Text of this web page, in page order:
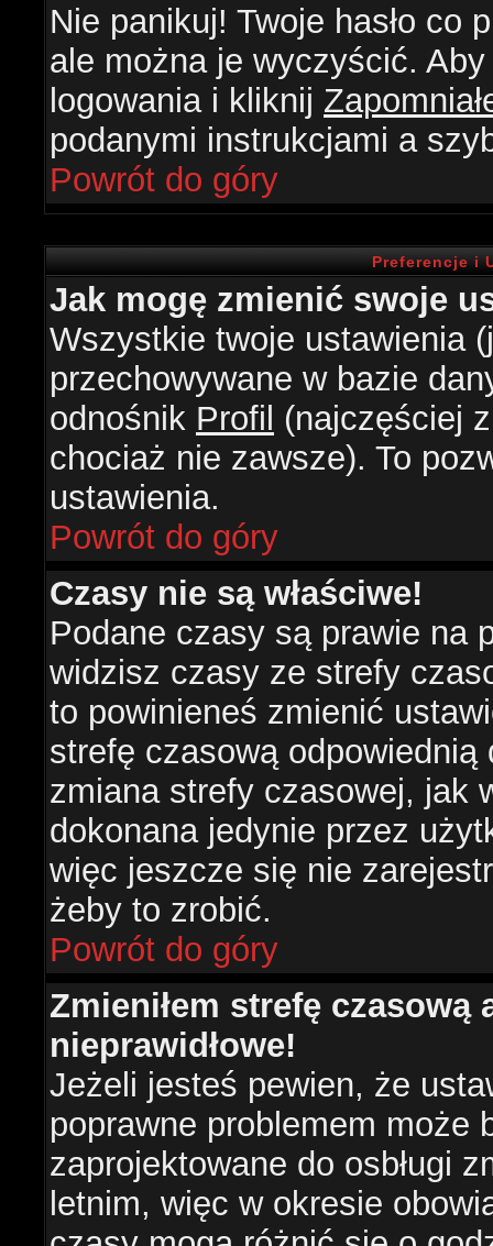
Nie panikuj! Twoje hasło co
ale można je wyczyścić.
logowania i kliknij
podanymi instrukcjami a
Powrót do góry
Preferencje i
Jak mogę zmienić swoje
Wszystkie twoje ustawienia
przechowywane w bazie
odnośnik Profil (najczęściej
chociaż nie zawsze). To
ustawienia.
Powrót do góry
Czasy nie są właściwe!
Podane czasy są prawie na
widzisz czasy ze strefy
to powinieneś zmienić
strefę czasową
zmiana strefy czasowej, jak
dokonana jedynie przez
więc jeszcze się nie
żeby to zrobić.
Powrót do góry
Zmieniłem strefę czasową
nieprawidłowe!
Jeżeli jesteś pewien, że
poprawne problemem może
zaprojektowane do osbługi
letnim, więc w okresie